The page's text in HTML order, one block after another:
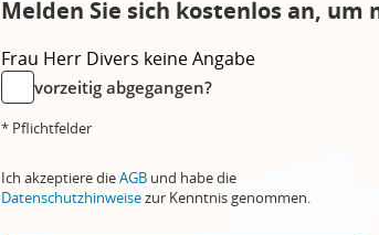
Melden Sie sich kostenlos an,
Frau Herr Divers keine Angabe
vorzeitig abgegangen?
* Pflichtfelder
Ich akzeptiere dieAGB und habe die
Datenschutzhinweisezur Kenntnis genommen.